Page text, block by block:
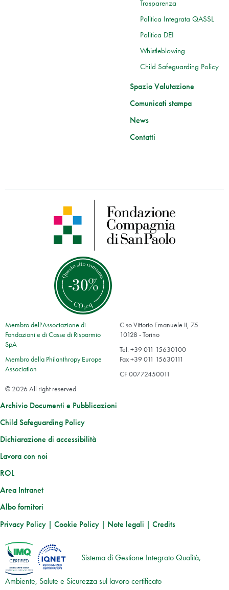
Trasparenza
Politica Integrata QASSL
Politica DEI
Whistleblowing
Child Safeguarding Policy
Spazio Valutazione
Comunicati stampa
News
Contatti
Membro dell'Associazione di
Fondazioni e di Casse di Risparmio
SpA
Membro della Philanthropy Europe
Association
C.so Vittorio Emanuele II, 75
10128 - Torino
Tel. +39 011 15630100
Fax +39 011 15630111
CF 00772450011
© 2026 All right reserved
Archivio Documenti e Pubblicazioni
Child Safeguarding Policy
Dichiarazione di accessibilità
Lavora con noi
ROL
Area Intranet
Albo fornitori
Privacy Policy | Cookie Policy | Note legali | Credits
Sistema di Gestione Integrato Qualità,
Ambiente, Salute e Sicurezza sul lavoro certificato